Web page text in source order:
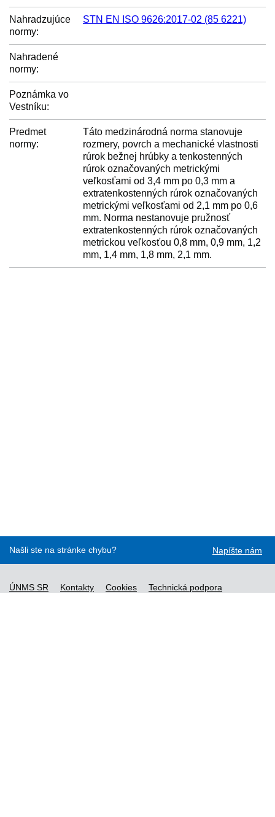
Nahradzujúce
normy:
STN EN ISO 9626:2017-02 (85 6221)
Nahradené
normy:
Poznámka vo
Vestníku:
Predmet
normy:
Táto medzinárodná norma stanovuje
rozmery, povrch a mechanické vlastnosti
rúrok bežnej hrúbky a tenkostenných
rúrok označovaných metrickými
veľkosťami od 3,4 mm po 0,3 mm a
extratenkostenných rúrok označovaných
metrickými veľkosťami od 2,1 mm po 0,6
mm. Norma nestanovuje pružnosť
extratenkostenných rúrok označovaných
metrickou veľkosťou 0,8 mm, 0,9 mm, 1,2
mm, 1,4 mm, 1,8 mm, 2,1 mm.
Našli ste na stránke chybu? Napíšte nám
ÚNMS SR Kontakty Cookies
Technická podpora